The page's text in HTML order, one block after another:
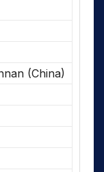
(China)